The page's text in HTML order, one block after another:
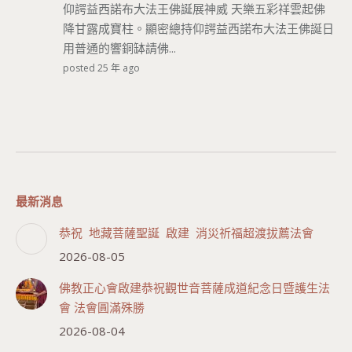
仰諤益西諾布大法王佛誕展神威 天樂五彩祥雲起佛
降甘露成寶柱。顯密總持仰諤益西諾布大法王佛誕日
用普通的響銅缽請佛...
posted 25 年 ago
最新消息
恭祝 地藏菩薩聖誕 啟建 消災祈福超渡拔薦法會
2026-08-05
佛教正心會啟建恭祝觀世音菩薩成道紀念日暨護生法
會 法會圓滿殊勝
2026-08-04